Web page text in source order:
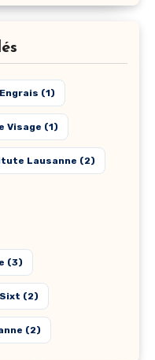
(1)
Visage (1)
Lausanne (2)
(3)
Sixt (2)
(2)